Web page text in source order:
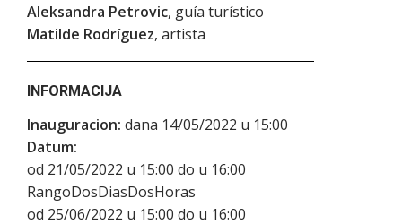
Aleksandra Petrovic, guía turístico
Matilde Rodríguez, artista
INFORMACIJA
Inauguracion: dana 14/05/2022 u 15:00
Datum:
od 21/05/2022 u 15:00 do u 16:00
RangoDosDiasDosHoras
od 25/06/2022 u 15:00 do u 16:00